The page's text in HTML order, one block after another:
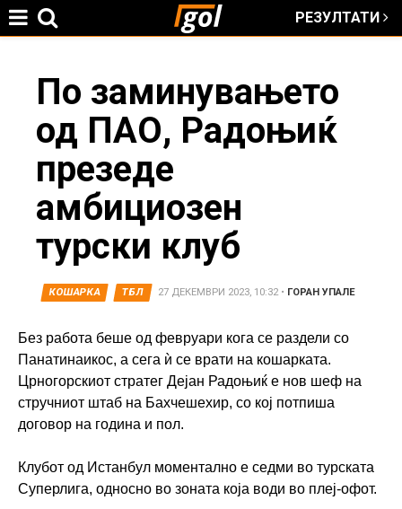
РЕЗУЛТАТИ
here
По заминувањето
од ПАО, Радоњиќ
презеде
амбициозен
турски клуб
КОШАРКА ТБЛ 27 ДЕКЕМВРИ 2023, 10:32• ГОРАН УПАЛЕ
Без работа беше од февруари кога се раздели со
Панатинаикос, а сега ѝ се врати на кошарката.
Црногорскиот стратег Дејан Радоњиќ е нов шеф на
стручниот штаб на Бахчешехир, со кој потпиша
договор на година и пол.
Клубот од Истанбул моментално е седми во турската
Суперлига, односно во зоната која води во плеј-офот.